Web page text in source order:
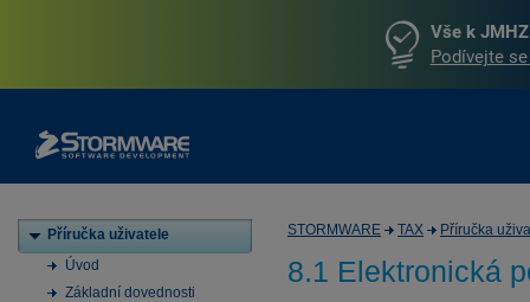
Vše k
Podívejte
Příručka uživatele
Úvod
Základní dovednosti
STORMWARE TAX Příručka
8.1 Elektronická